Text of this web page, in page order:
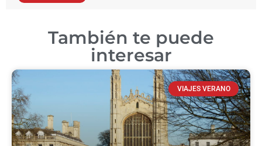
También te puede
interesar
VIAJES VERANO